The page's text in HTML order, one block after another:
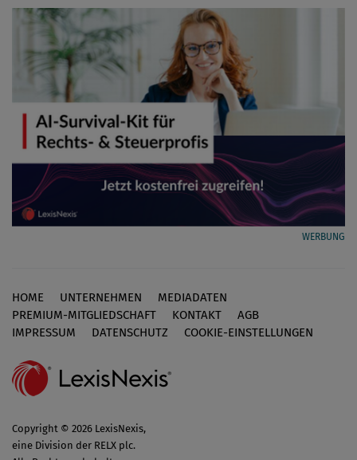
WERBUNG
Footer
HOME UNTERNEHMEN
MEDIADATEN
PREMIUM-MITGLIEDSCHAFT
KONTAKT
AGB
IMPRESSUM
DATENSCHUTZ COOKIE-EINSTELLUNGEN
Copyright © 2026 LexisNexis,
eine Division der RELX plc.